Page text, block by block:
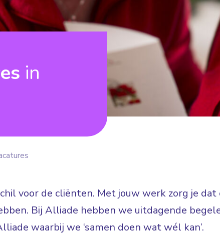
in
voor de cliënten. Met jouw werk zorg je dat
Bij Alliade hebben we uitdagende
waarbij we ‘samen doen wat wél kan’.